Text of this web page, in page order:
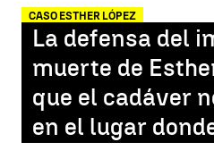
CASO ESTHER LÓPEZ
La defensa del
muerte de
que el cadáver
en el lugar